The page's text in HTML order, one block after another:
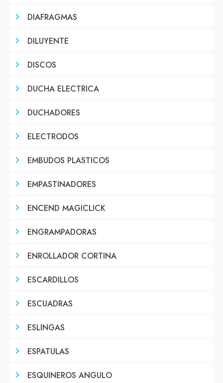
DIAFRAGMAS
DILUYENTE
DISCOS
DUCHA ELECTRICA
DUCHADORES
ELECTRODOS
EMBUDOS PLASTICOS
EMPASTINADORES
ENCEND MAGICLICK
ENGRAMPADORAS
ENROLLADOR CORTINA
ESCARDILLOS
ESCUADRAS
ESLINGAS
ESPATULAS
ESQUINEROS ANGULO